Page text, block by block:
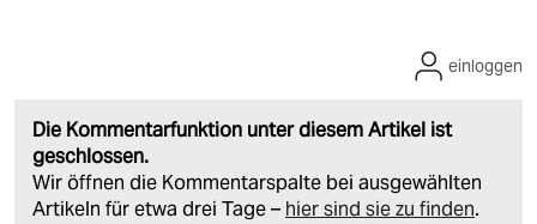
Die Kommentarfunktion unter diesem Artikel ist
geschlossen.
Wir öffnen die Kommentarspalte bei ausgewählten
Artikeln für etwa drei Tage – hier sind sie zu finden.
einloggen